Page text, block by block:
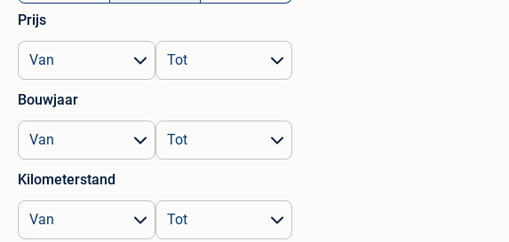
Prijs
Bouwjaar
Kilometerstand